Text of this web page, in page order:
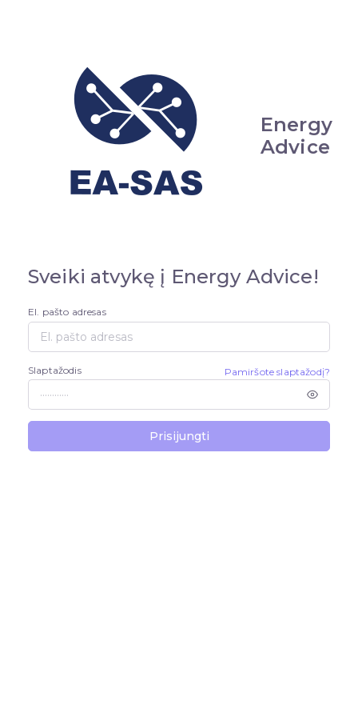
Energy
Advice
Sveiki atvykę į Energy Advice!
El. pašto adresas
Slaptažodis Pamiršote slaptažodį?
Prisijungti